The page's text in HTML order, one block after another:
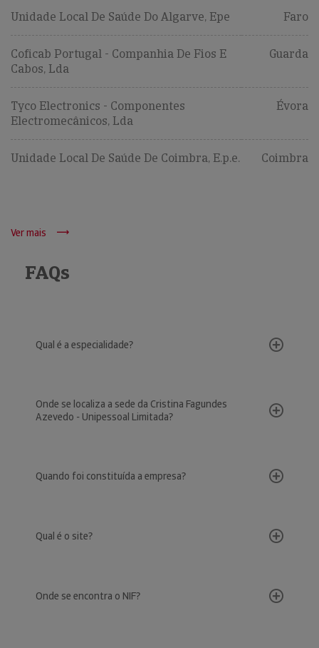
Unidade Local De Saúde Do Algarve, Epe Faro
Coficab Portugal - Companhia De Fios E
Cabos, Lda
Guarda
Tyco Electronics - Componentes
Electromecânicos, Lda
Évora
Unidade Local De Saúde De Coimbra, E.p.e. Coimbra
Ver mais
FAQs
Qual é a especialidade?
Onde se localiza a sede da Cristina Fagundes
Azevedo - Unipessoal Limitada?
Quando foi constituída a empresa?
Qual é o site?
Onde se encontra o NIF?